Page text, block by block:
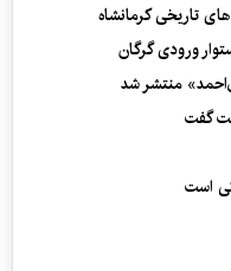
تاریخی کرمانشاه
ورودی گرگان
منتشر شد
گفت
است